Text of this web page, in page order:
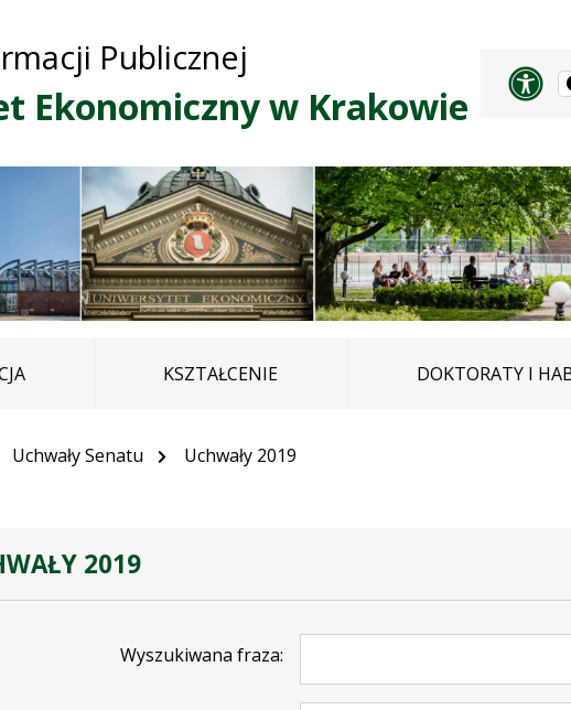
głównego menu
Przejdź do treści
Przejdź do mapy
serwisu
Publicznej
Ekonomiczny w Krakowie
KSZTAŁCENIE DOKTORATY I
Uchwały Senatu Uchwały 2019
2019
Wyszukiwana fraza